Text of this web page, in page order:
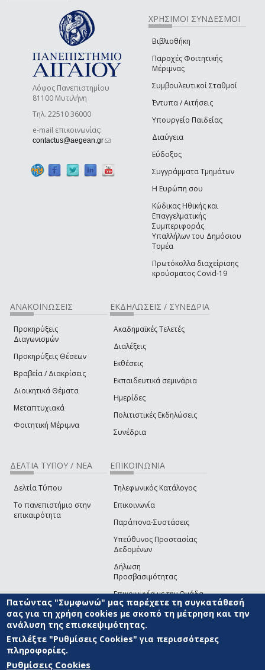
Λόφος Πανεπιστημίου
81100 Μυτιλήνη
Τηλ. 22510 36000
e-mail επικοινωνίας:
contactus@aegean.gr(link sends e-mail)
ΧΡΗΣΙΜΟΙ ΣΥΝΔΕΣΜΟΙ
Βιβλιοθήκη
Παροχές Φοιτητικής
Μέριμνας
Συμβουλευτικοί Σταθμοί
Έντυπα / Αιτήσεις
Υπουργείο Παιδείας
Διαύγεια
Εύδοξος
Συγγράμματα Τμημάτων
Η Ευρώπη σου
Κώδικας Ηθικής και
Επαγγελματικής
Συμπεριφοράς
Υπαλλήλων του Δημόσιου
Τομέα
Πρωτόκολλα διαχείρισης
κρούσματος Covid-19
ΑΝΑΚΟΙΝΩΣΕΙΣ
Προκηρύξεις
Διαγωνισμών
Προκηρύξεις Θέσεων
Βραβεία / Διακρίσεις
Διοικητικά Θέματα
Μεταπτυχιακά
Φοιτητική Μέριμνα
ΕΚΔΗΛΩΣΕΙΣ / ΣΥΝΕΔΡΙΑ
Ακαδημαϊκές Τελετές
Διαλέξεις
Εκθέσεις
Εκπαιδευτικά σεμινάρια
Ημερίδες
Πολιτιστικές Εκδηλώσεις
Συνέδρια
ΔΕΛΤΙΑ ΤΥΠΟΥ / ΝΕΑ
Δελτία Τύπου
Το πανεπιστήμιο στην
επικαιρότητα
ΕΠΙΚΟΙΝΩΝΙΑ
Τηλεφωνικός Κατάλογος
Επικοινωνία
Παράπονα-Συστάσεις
Υπεύθυνος Προστασίας
Δεδομένων
Δήλωση
Προσβασιμότητας
Επικοινωνία με την Ομάδα
Ανάπτυξης του site(link sends e-mail)
© ΠΑΝΕΠΙΣΤΗΜΙΟ ΑΙΓΑΙΟΥ ΟΡΟΙ ΧΡΗΣΗΣ
ΑΝΑΠΤΥΞΗΣ
Πατώντας "Συμφωνώ" μας παρέχετε τη συγκατάθεσή
σας για τη χρήση cookies με σκοπό τη μέτρηση και την
ανάλυση της επισκεψιμότητας.
Επιλέξτε "Ρυθμίσεις Cookies" για περισσότερες
πληροφορίες.
Ρυθμίσεις Cookies